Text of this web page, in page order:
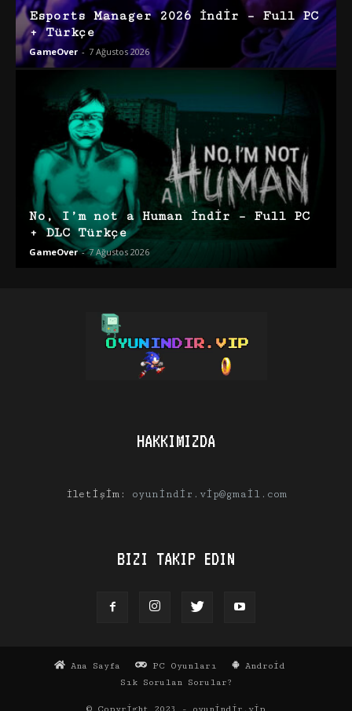
Esports Manager 2026 İndir – Full PC
+ Türkçe
GameOver - 7 Ağustos 2026
No, I’m not a Human İndir – Full PC
+ DLC Türkçe
GameOver - 7 Ağustos 2026
HAKKIMIZDA
İletişim: oyunindir.vip@gmail.com
BIZI TAKIP EDIN
Ana Sayfa PC Oyunları
Android
Sık Sorulan Sorular?
© Copyright 2023 - oyunindir.vip